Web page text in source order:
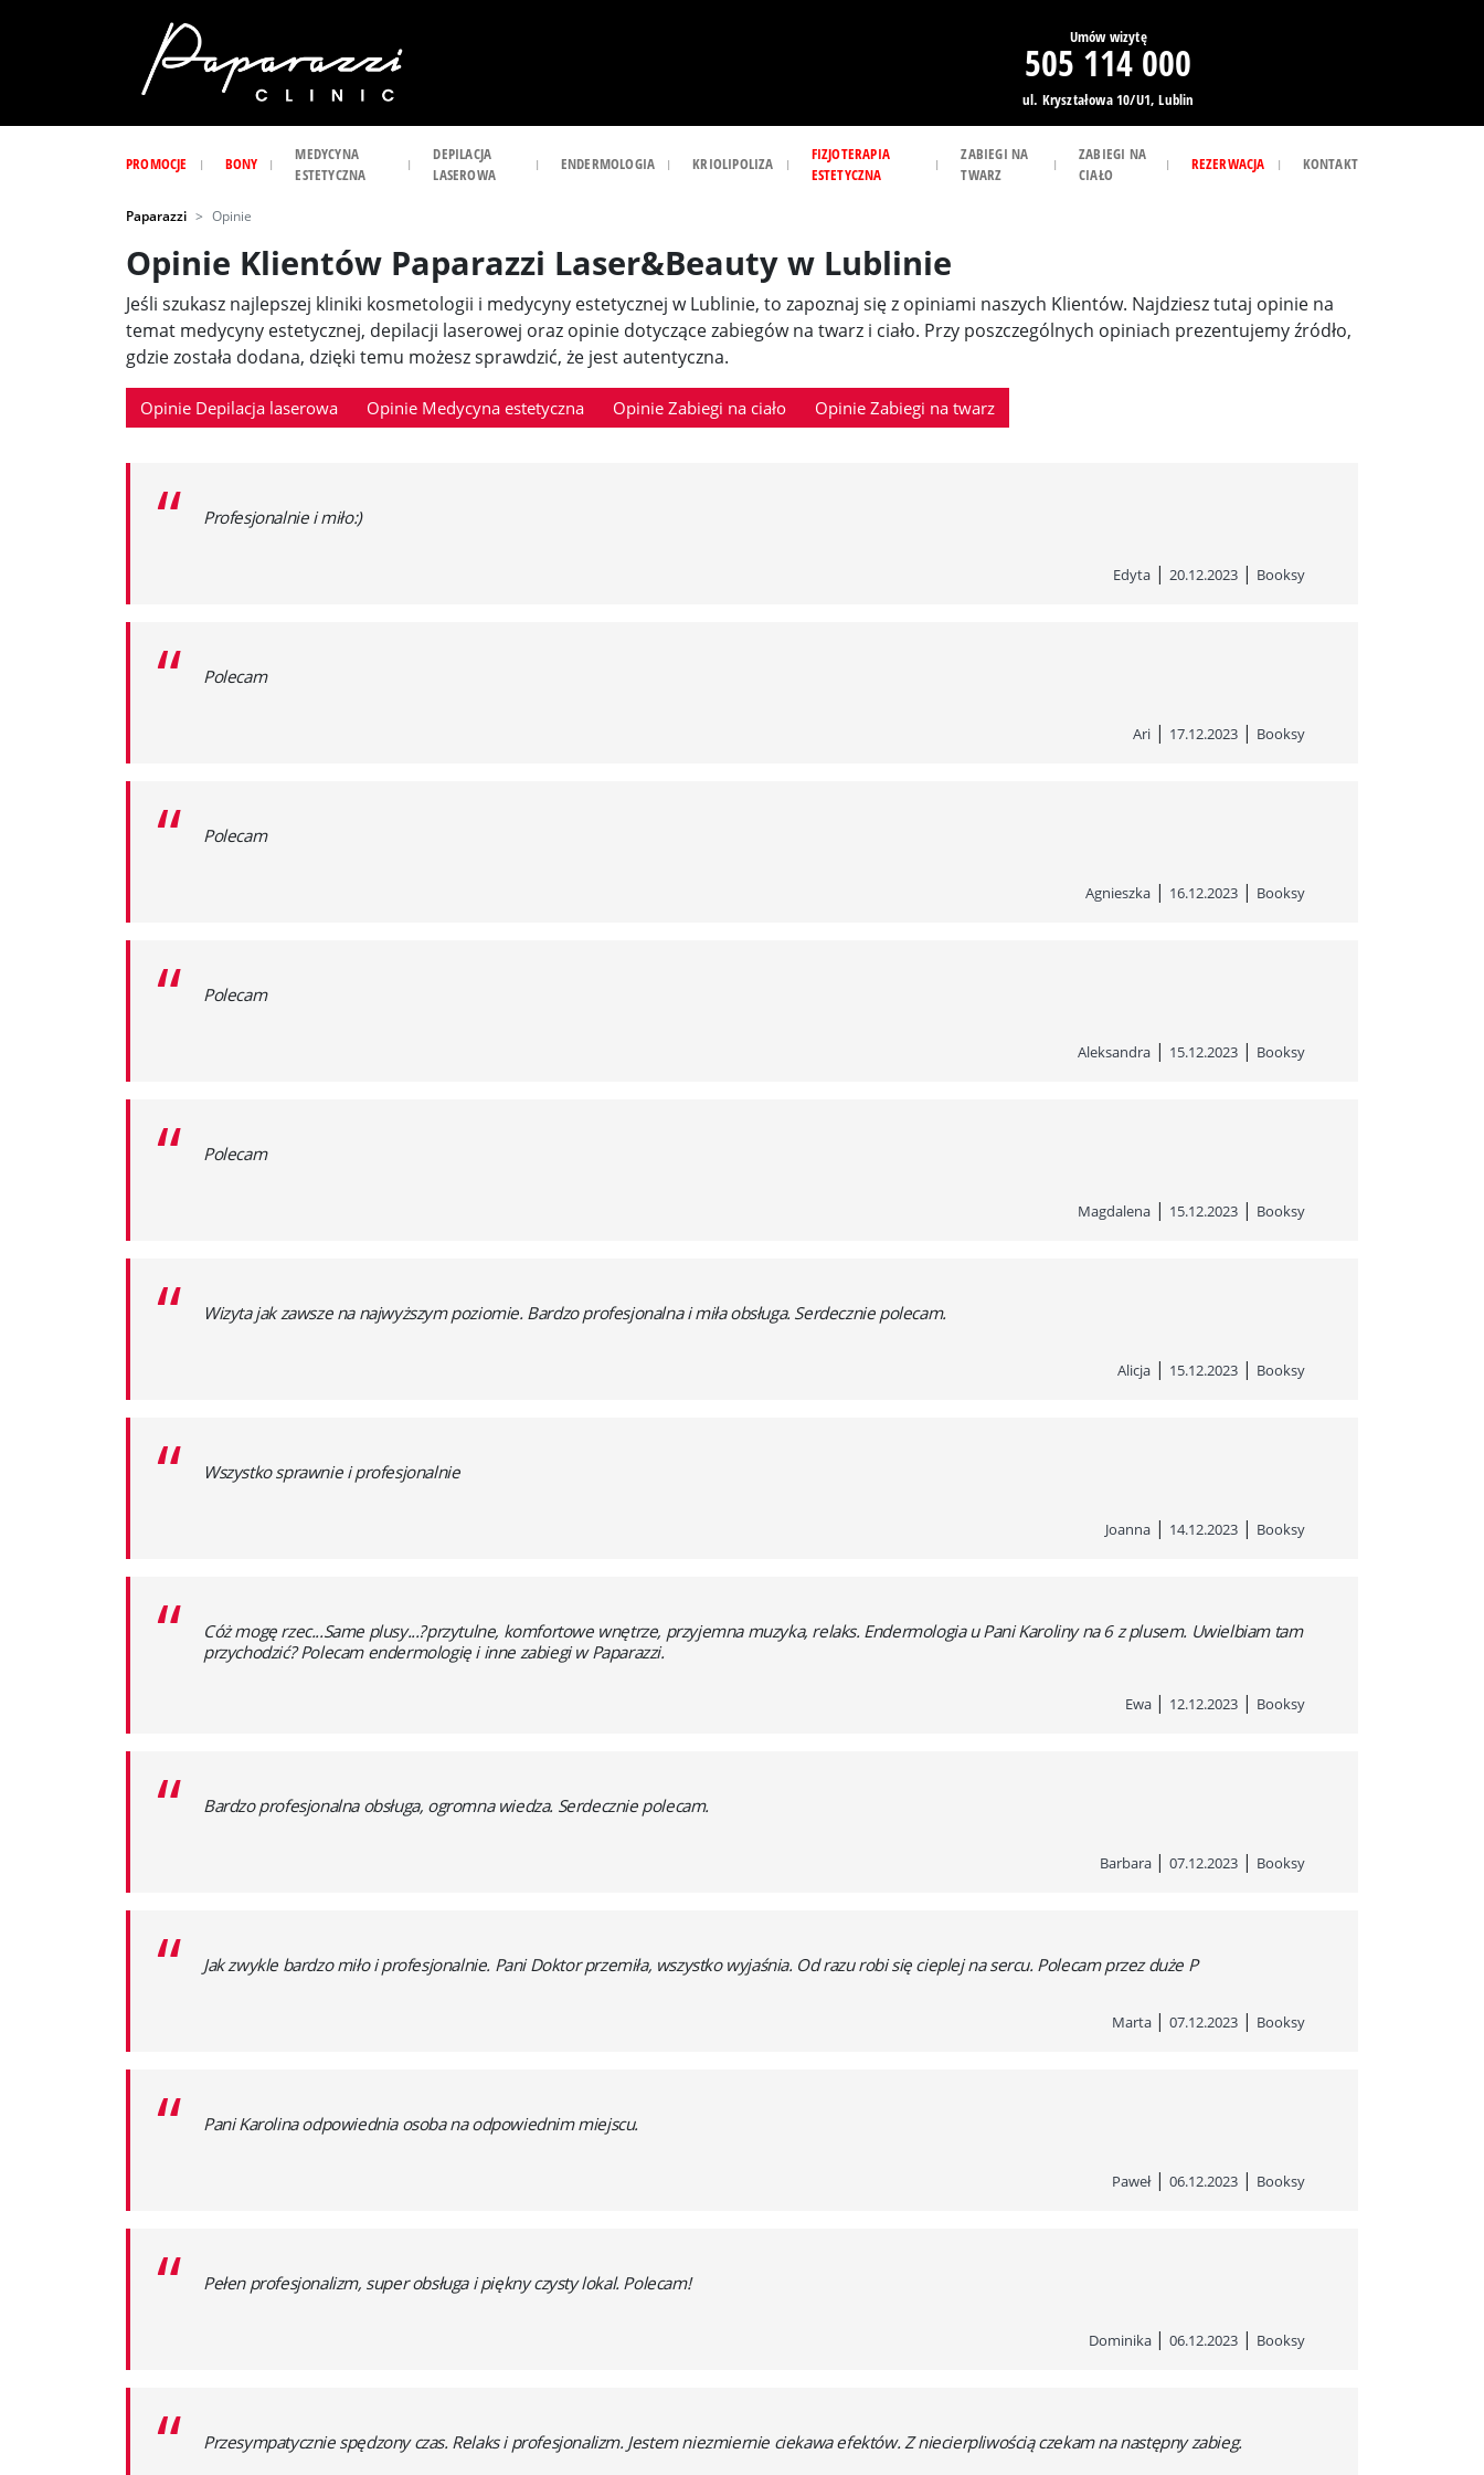
Umów wizytę
505 114 000
ul. Kryształowa 10/U1, Lublin
PROMOCJE BONY
MEDYCYNA
ESTETYCZNA
DEPILACJA
LASEROWA
ENDERMOLOGIA KRIOLIPOLIZA
FIZJOTERAPIA
ESTETYCZNA
ZABIEGI NA
TWARZ
ZABIEGI NA
CIAŁO
REZERWACJA KONTAKT
Paparazzi Opinie
Opinie Klientów Paparazzi Laser&Beauty w Lublinie
Jeśli szukasz najlepszej kliniki kosmetologii i medycyny estetycznej w Lublinie, to zapoznaj się z opiniami naszych Klientów. Najdziesz tutaj opinie na
temat medycyny estetycznej, depilacji laserowej oraz opinie dotyczące zabiegów na twarz i ciało. Przy poszczególnych opiniach prezentujemy źródło,
gdzie została dodana, dzięki temu możesz sprawdzić, że jest autentyczna.
Opinie Depilacja laserowa Opinie Medycyna estetyczna Opinie Zabiegi na ciało Opinie Zabiegi na twarz
“ Profesjonalnie i miło:)
Edyta | 20.12.2023 | Booksy
“ Polecam
Ari | 17.12.2023 | Booksy
“ Polecam
Agnieszka | 16.12.2023 | Booksy
“ Polecam
Aleksandra | 15.12.2023 | Booksy
“ Polecam
Magdalena | 15.12.2023 | Booksy
“ Wizyta jak zawsze na najwyższym poziomie. Bardzo profesjonalna i miła obsługa. Serdecznie polecam.
Alicja | 15.12.2023 | Booksy
“ Wszystko sprawnie i profesjonalnie
Joanna | 14.12.2023 | Booksy
“
Cóż mogę rzec...Same plusy...?przytulne, komfortowe wnętrze, przyjemna muzyka, relaks. Endermologia u Pani Karoliny na 6 z plusem. Uwielbiam tam
przychodzić? Polecam endermologię i inne zabiegi w Paparazzi.
Ewa | 12.12.2023 | Booksy
“ Bardzo profesjonalna obsługa, ogromna wiedza. Serdecznie polecam.
Barbara | 07.12.2023 | Booksy
“ Jak zwykle bardzo miło i profesjonalnie. Pani Doktor przemiła, wszystko wyjaśnia. Od razu robi się cieplej na sercu. Polecam przez duże P
Marta | 07.12.2023 | Booksy
“ Pani Karolina odpowiednia osoba na odpowiednim miejscu.
Paweł| 06.12.2023 | Booksy
“ Pełen profesjonalizm, super obsługa i piękny czysty lokal. Polecam!
Dominika | 06.12.2023 | Booksy
“ Przesympatycznie spędzony czas. Relaks i profesjonalizm. Jestem niezmiernie ciekawa efektów. Z niecierpliwością czekam na następny zabieg.